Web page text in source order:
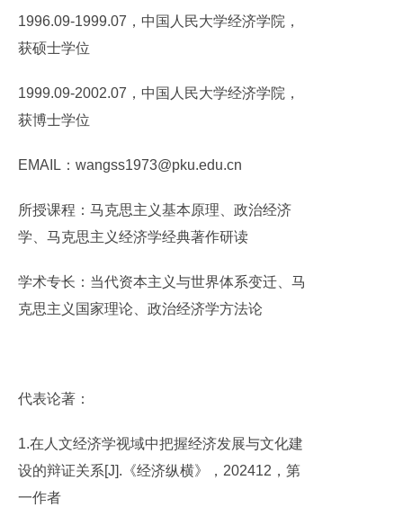
1996.09-1999.07，中国人民大学经济学院，
获硕士学位
1999.09-2002.07，中国人民大学经济学院，
获博士学位
EMAIL：wangss1973@pku.edu.cn
所授课程：马克思主义基本原理、政治经济
学、马克思主义经济学经典著作研读
学术专长：当代资本主义与世界体系变迁、马
克思主义国家理论、政治经济学方法论
代表论著：
1.在人文经济学视域中把握经济发展与文化建
设的辩证关系[J].《经济纵横》，202412，第
一作者